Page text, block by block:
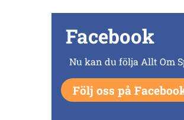
Facebook
Nu kan du följa Allt Om
Följ oss på